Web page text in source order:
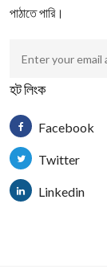
পাঠাতে পারি।
হট লিংক
Facebook
Twitter
Linkedin